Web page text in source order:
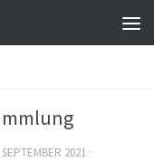
2021 ·